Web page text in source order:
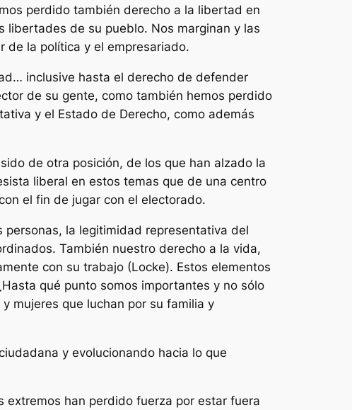
perdido también derecho a la libertad en
libertades de su pueblo. Nos marginan y las
de la política y el empresariado.
inclusive hasta el derecho de defender
de su gente, como también hemos perdido
y el Estado de Derecho, como además
de otra posición, de los que han alzado la
liberal en estos temas que de una centro
el fin de jugar con el electorado.
la legitimidad representativa del
También nuestro derecho a la vida,
con su trabajo (Locke). Estos elementos
qué punto somos importantes y no sólo
mujeres que luchan por su familia y
y evolucionando hacia lo que
extremos han perdido fuerza por estar fuera